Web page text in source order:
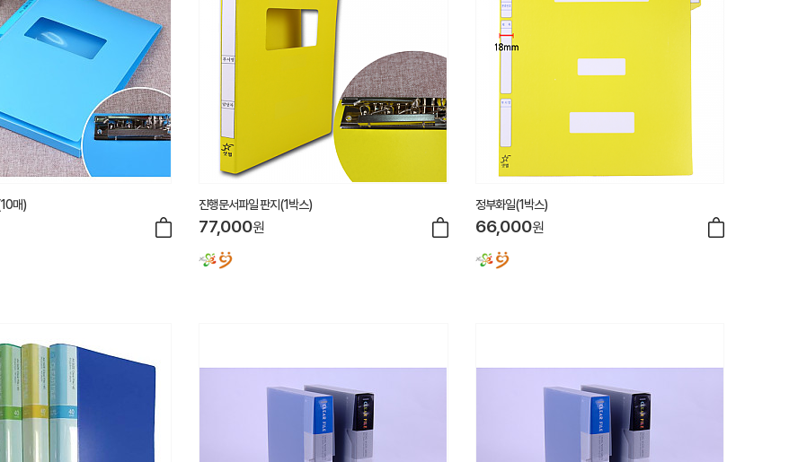
매) 진행문서파일 판지(1박스)
77,000원
정부화일(1박스)
66,000원